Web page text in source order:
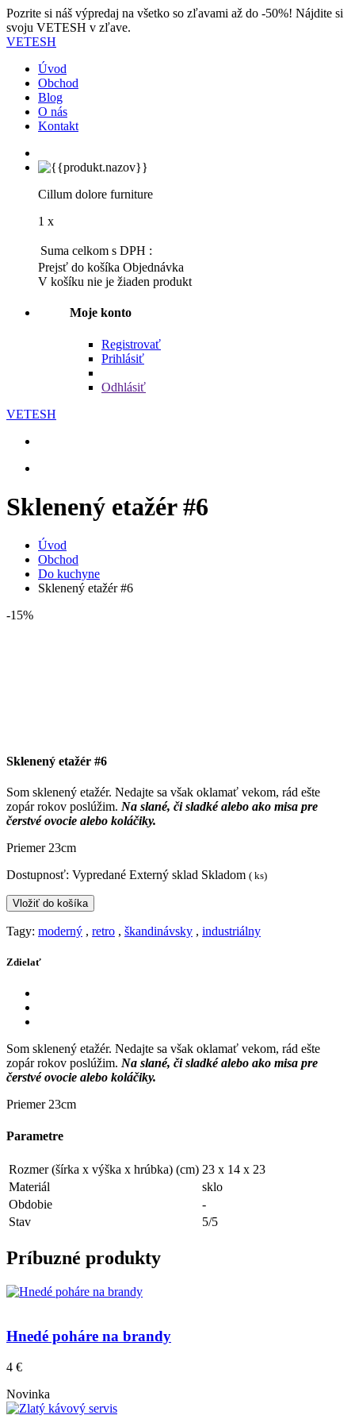
Pozrite si náš výpredaj na všetko so zľavami až do -50%! Nájdite si
svoju VETESH v zľave.
VETESH
Úvod
Obchod
Blog
O nás
Kontakt
Cillum dolore furniture
1 x
Suma celkom s DPH :
Prejsť do košíka Objednávka
V košíku nie je žiaden produkt
Moje konto
Registrovať
Prihlásiť
Odhlásiť
VETESH
Sklenený etažér #6
Úvod
Obchod
Do kuchyne
Sklenený etažér #6
-15%
Sklenený etažér #6
Som sklenený etažér. Nedajte sa však oklamať vekom, rád ešte
zopár rokov poslúžim. Na slané, či sladké alebo ako misa pre
čerstvé ovocie alebo koláčiky.
Priemer 23cm
Dostupnosť: Vypredané Externý sklad Skladom ( ks)
Vložiť do košíka
Tagy: moderný , retro , škandinávsky , industriálny
Zdielať
Som sklenený etažér. Nedajte sa však oklamať vekom, rád ešte
zopár rokov poslúžim. Na slané, či sladké alebo ako misa pre
čerstvé ovocie alebo koláčiky.
Priemer 23cm
Parametre
Rozmer (šírka x výška x hrúbka) (cm) 23 x 14 x 23
Materiál
sklo
Obdobie
-
Stav
5/5
Príbuzné produkty
Hnedé poháre na brandy
4 €
Novinka